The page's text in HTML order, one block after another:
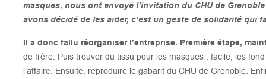
masques, nous ont envoyé l’invitation du CHU de
avons décidé de les aider, c’est un geste de solidarité qui
Il a donc fallu réorganiser l’entreprise. Première étape,
de frère. Puis trouver du tissu pour les masques : facile, les
l’affaire. Ensuite, reproduire le gabarit du CHU de Grenoble.